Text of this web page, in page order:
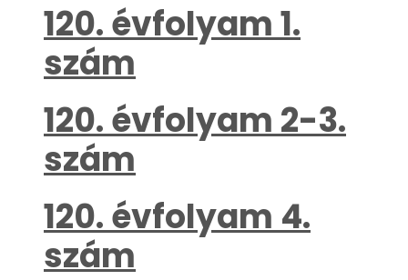
120. évfolyam 1.
szám
120. évfolyam 2-3.
szám
120. évfolyam 4.
szám